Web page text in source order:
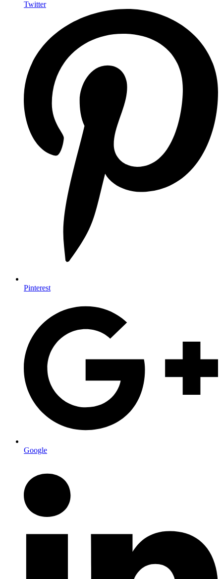
Twitter
Pinterest
Google